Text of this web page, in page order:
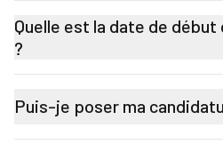
Quelle est la date de
?
Puis-je poser ma